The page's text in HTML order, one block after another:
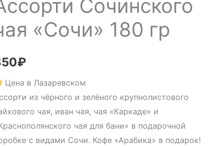
Сочинского
«Сочи» 180 гр
₽
Цена в Лазаревском
из чёрного и зелёного крупнолистового
чая, иван чая, чая «Каркаде» и
чая для бани» в подарочной
с видами Сочи. Кофе «Арабика» в подарок!